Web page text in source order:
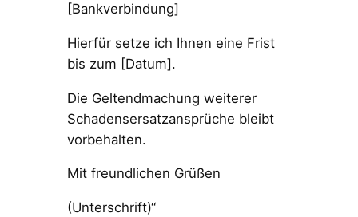
[Bankverbindung]
Hierfür setze ich Ihnen eine Frist
bis zum [Datum].
Die Geltendmachung weiterer
Schadensersatzansprüche bleibt
vorbehalten.
Mit freundlichen Grüßen
(Unterschrift)“